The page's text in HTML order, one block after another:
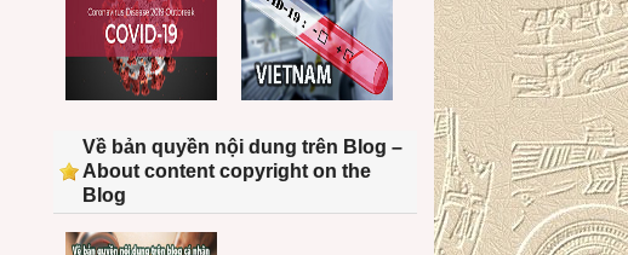
Về bản quyền nội dung trên Blog –
About content copyright on the
Blog